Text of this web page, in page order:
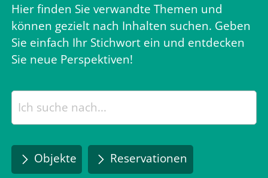
Hier finden Sie verwandte Themen und
können gezielt nach Inhalten suchen. Geben
Sie einfach Ihr Stichwort ein und entdecken
Sie neue Perspektiven!
Objekte Reservationen